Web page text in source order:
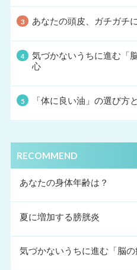
あなたの頭皮、ガチガチ
気づかないうちに進む「
心
「体に良い油」の選び方
RECOMMEND
あなたの身体年齢は？
夏に増加する膀胱炎
気づかないうちに進む「脳